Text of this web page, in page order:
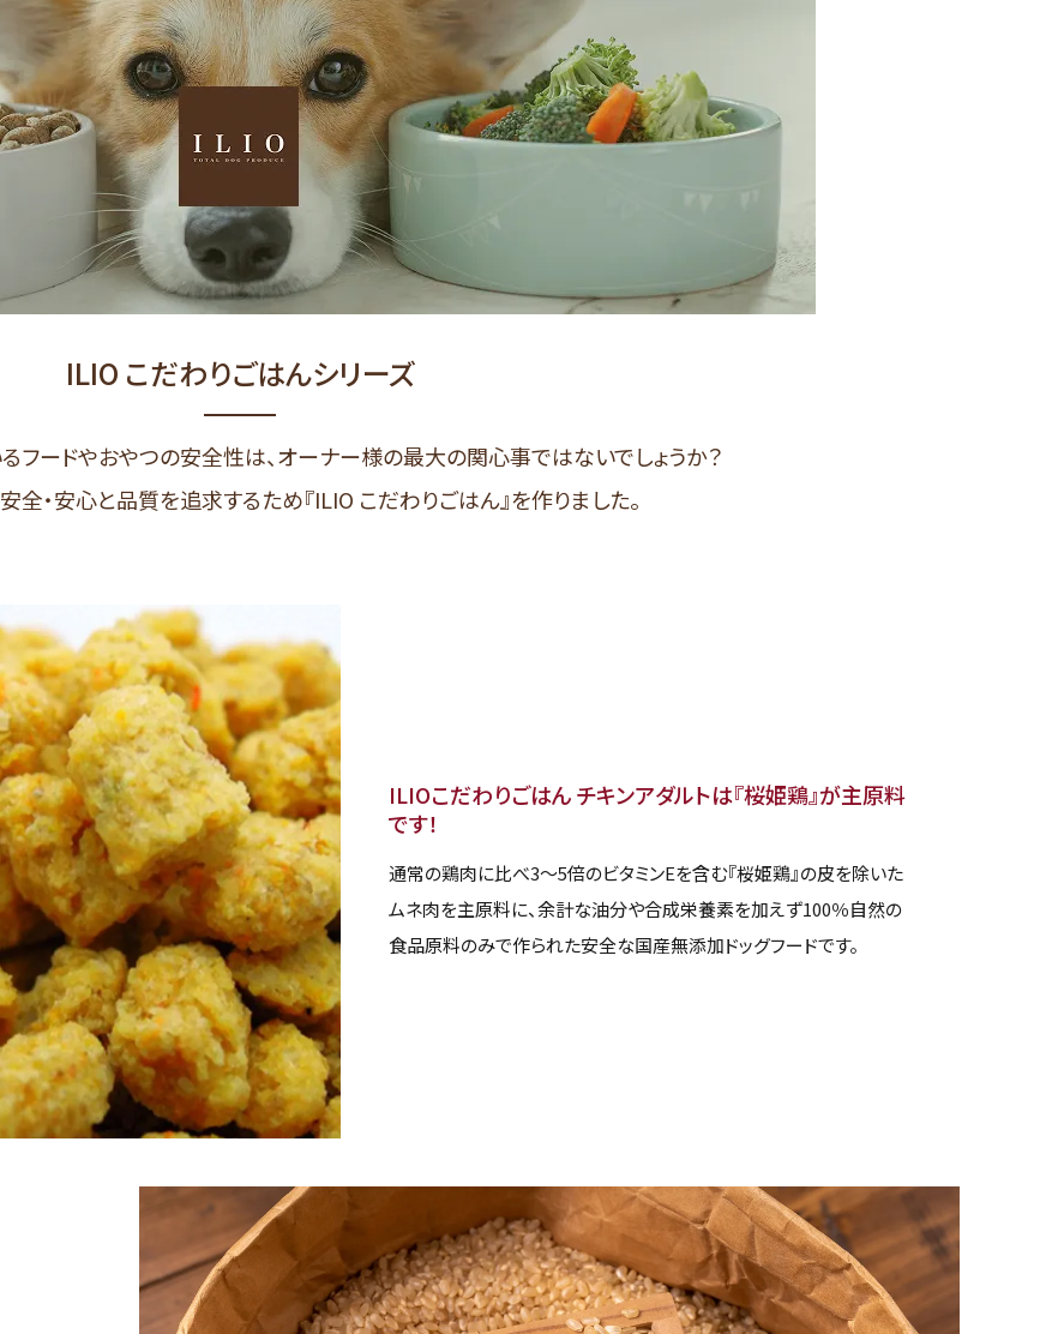
ILIO こだわりごはんシリーズ
フードやおやつの安全性は、オーナー様の最大の関心事ではないでしょうか？
全・安心と品質を追求するため『ILIO こだわりごはん』を作りました。
ILIOこだわりごはん チキンアダルトは『桜姫鶏』が主原料
です！
通常の鶏肉に比べ3～5倍のビタミンEを含む『桜姫鶏』の皮を除いた
ムネ肉を主原料に、余計な油分や合成栄養素を加えず100％自然の
食品原料のみで作られた安全な国産無添加ドッグフードです。